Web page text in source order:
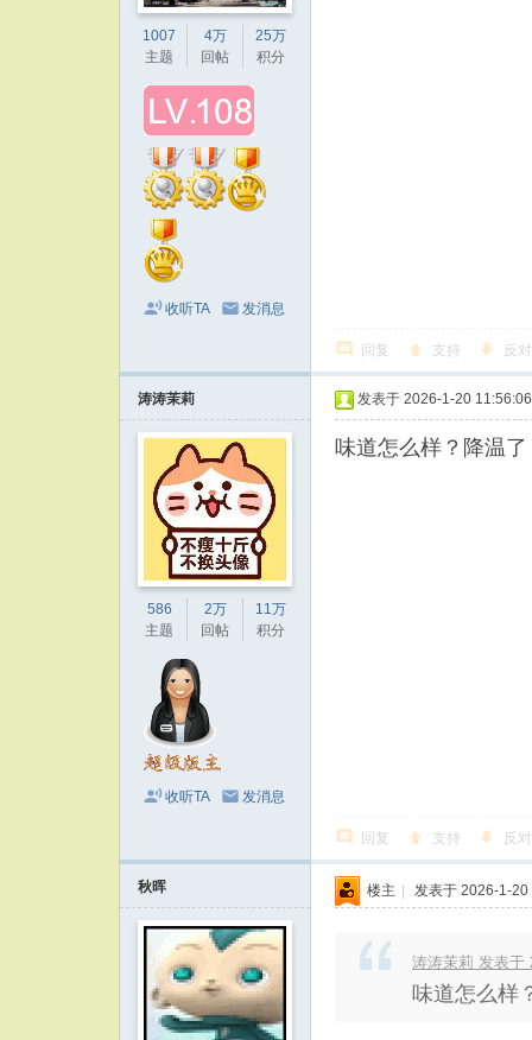
1007
主题
4万
回帖
25万
积分
收听TA 发消息
回复 支持 反对
涛涛茉莉
586
主题
2万
回帖
11万
积分
收听TA 发消息
发表于 2026-1-20 11:56:06
味道怎么样？降温
回复 支持 反对
秋晖 楼主 | 发表于 2026-1-
涛涛茉莉 发表于
味道怎么样